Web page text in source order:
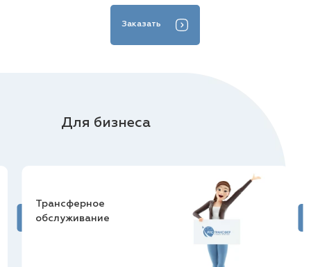
Заказать
Для бизнеса
Трансферное
обслуживание